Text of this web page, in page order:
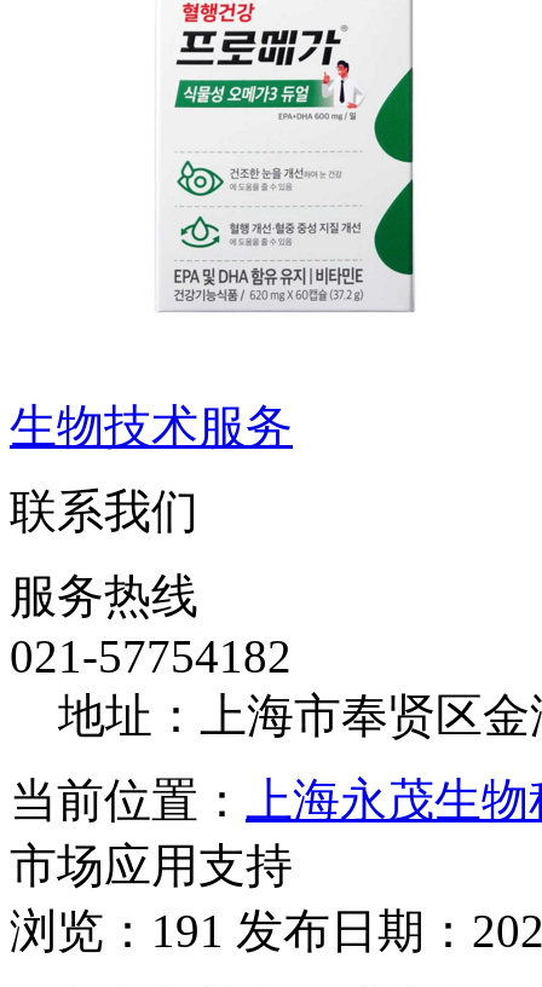
生物技术服务
联系我们
服务热线
021-57754182
地址：上海市奉贤区金
当前位置：
上海永茂生
市场应用支持
浏览：191 发布日期：